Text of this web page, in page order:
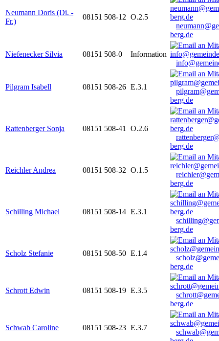
Neumann Doris (Di. -
Fr.)
08151 508-12 O.2.5
berg.de
Niefenecker Silvia 08151 508-0
Information
Pilgram Isabell 08151 508-26 E.3.1
berg.de
Rattenberger Sonja 08151 508-41
O.2.6
berg.de
Reichler Andrea 08151 508-32 O.1.5
berg.de
Schilling Michael 08151 508-14 E.3.1
berg.de
Scholz Stefanie 08151 508-50 E.1.4
berg.de
Schrott Edwin 08151 508-19 E.3.5
berg.de
Schwab Caroline 08151 508-23 E.3.7